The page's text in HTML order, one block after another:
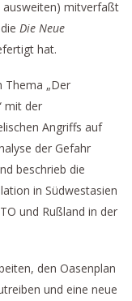
ausweiten) mitverfaßt
Die Neue
hat.
Thema „Der
mit der
Angriffs auf
der Gefahr
beschrieb die
in Südwestasien
und Rußland in der
den Oasenplan
und eine neue